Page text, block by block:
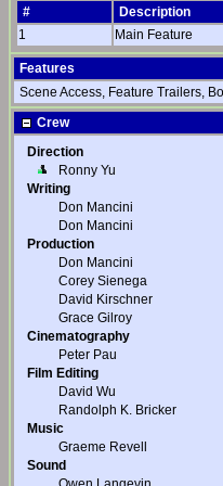
#
Description
1
Main Feature
Features
Scene Access, Feature Trailers,
Crew
Direction
Ronny Yu
Writing
Don Mancini
Don Mancini
Production
Don Mancini
Corey Sienega
David Kirschner
Grace Gilroy
Cinematography
Peter Pau
Film Editing
David Wu
Randolph K. Bricker
Music
Graeme Revell
Sound